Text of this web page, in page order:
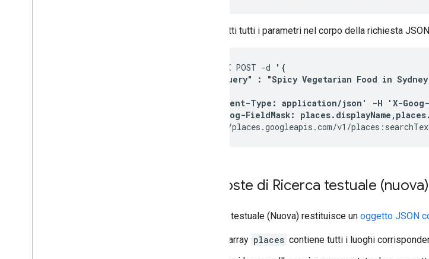
Trasmetti tutti i parametri nel corpo della richiesta
curl -X POST -d
'{
"textQuery" : "Spicy Vegetarian Food in
-H 'Content-Type: application/json' -H 'X-
-H 'X-Goog-FieldMask:
'https://places.googleapis.com/v1/
Risposte di Ricerca testuale (nuova)
Ricerca testuale (Nuova) restituisce un oggetto JSON
L'array places contiene tutti i luoghi